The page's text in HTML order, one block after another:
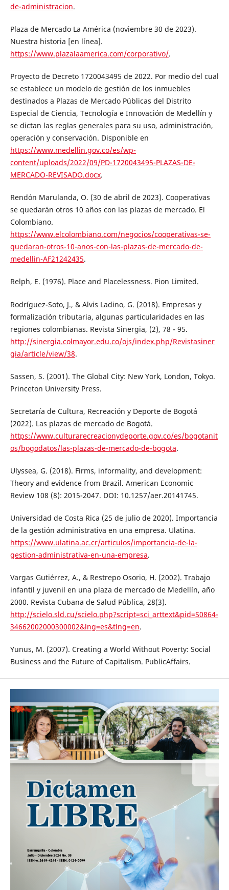
de-administracion.
Plaza de Mercado La América (noviembre 30 de 2023).
Nuestra historia [en línea].
https://www.plazalaamerica.com/corporativo/.
Proyecto de Decreto 1720043495 de 2022. Por medio del cual
se establece un modelo de gestión de los inmuebles
destinados a Plazas de Mercado Públicas del Distrito
Especial de Ciencia, Tecnología e Innovación de Medellín y
se dictan las reglas generales para su uso, administración,
operación y conservación. Disponible en
https://www.medellin.gov.co/es/wp-
content/uploads/2022/09/PD-1720043495-PLAZAS-DE-
MERCADO-REVISADO.docx.
Rendón Marulanda, O. (30 de abril de 2023). Cooperativas
se quedarán otros 10 años con las plazas de mercado. El
Colombiano.
https://www.elcolombiano.com/negocios/cooperativas-se-
quedaran-otros-10-anos-con-las-plazas-de-mercado-de-
medellin-AF21242435.
Relph, E. (1976). Place and Placelessness. Pion Limited.
Rodríguez-Soto, J., & Alvis Ladino, G. (2018). Empresas y
formalización tributaria, algunas particularidades en las
regiones colombianas. Revista Sinergia, (2), 78 - 95.
http://sinergia.colmayor.edu.co/ojs/index.php/Revistasiner
gia/article/view/38.
Sassen, S. (2001). The Global City: New York, London, Tokyo.
Princeton University Press.
Secretaría de Cultura, Recreación y Deporte de Bogotá
(2022). Las plazas de mercado de Bogotá.
https://www.culturarecreacionydeporte.gov.co/es/bogotanit
os/bogodatos/las-plazas-de-mercado-de-bogota.
Ulyssea, G. (2018). Firms, informality, and development:
Theory and evidence from Brazil. American Economic
Review 108 (8): 2015-2047. DOI: 10.1257/aer.20141745.
Universidad de Costa Rica (25 de julio de 2020). Importancia
de la gestión administrativa en una empresa. Ulatina.
https://www.ulatina.ac.cr/articulos/importancia-de-la-
gestion-administrativa-en-una-empresa.
Vargas Gutiérrez, A., & Restrepo Osorio, H. (2002). Trabajo
infantil y juvenil en una plaza de mercado de Medellín, año
2000. Revista Cubana de Salud Pública, 28(3).
http://scielo.sld.cu/scielo.php?script=sci_arttext&pid=S0864-
34662002000300002&lng=es&tlng=en.
Yunus, M. (2007). Creating a World Without Poverty: Social
Business and the Future of Capitalism. PublicAffairs.